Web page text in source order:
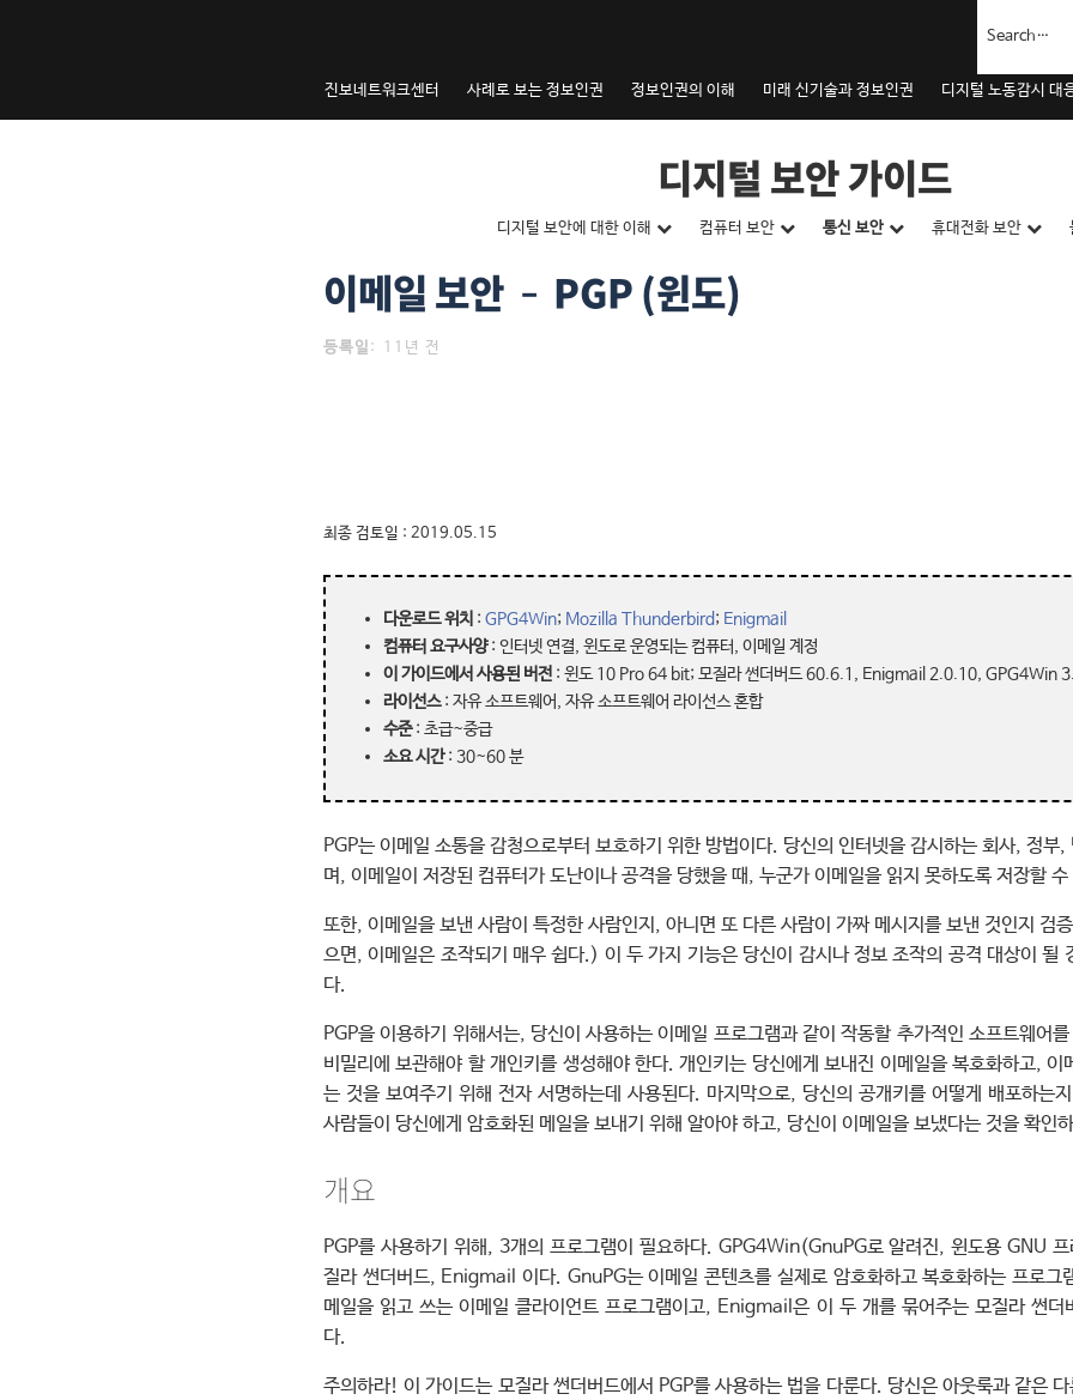
로
진보네트워크센터 사례로 보는 정보인권 정보인권의 이해 미래 신기술과 정보인권 디지털 노동감시 대
디지털 보안 가이드
내
으
로
디지털 보안에 대한 이해 컴퓨터 보안 통신 보안 휴대전화 보안
이메일 보안 – PGP (윈도)
등록일 : 11년 전
최종 검토일 : 2019.05.15
다운로드 위치 : GPG4Win; Mozilla Thunderbird; Enigmail
컴퓨터 요구사양: 인터넷 연결, 윈도로 운영되는 컴퓨터, 이메일 계정
이 가이드에서 사용된 버전 : 윈도 10 Pro 64 bit; 모질라 썬더버드 60.6.1, Enigmail 2.0.10, GPG4Win
라이선스: 자유 소프트웨어, 자유 소프트웨어 라이선스 혼합
수준: 초급~중급
소요 시간: 30~60 분
PGP는 이메일 소통을 감청으로부터 보호하기 위한 방법이다. 당신의 인터넷을 감시하는 회사, 정부
며, 이메일이 저장된 컴퓨터가 도난이나 공격을 당했을 때, 누군가 이메일을 읽지 못하도록 저장할 수
또한, 이메일을 보낸 사람이 특정한 사람인지, 아니면 또 다른 사람이 가짜 메시지를 보낸 것인지 검
으면, 이메일은 조작되기 매우 쉽다.) 이 두 가지 기능은 당신이 감시나 정보 조작의 공격 대상이 될
다.
PGP을 이용하기 위해서는, 당신이 사용하는 이메일 프로그램과 같이 작동할 추가적인 소프트웨어
비밀리에 보관해야 할 개인키를 생성해야 한다. 개인키는 당신에게 보내진 이메일을 복호화하고, 이
는 것을 보여주기 위해 전자 서명하는데 사용된다. 마지막으로, 당신의 공개키를 어떻게 배포하는
사람들이 당신에게 암호화된 메일을 보내기 위해 알아야 하고, 당신이 이메일을 보냈다는 것을 확인
개요
PGP를 사용하기 위해, 3개의 프로그램이 필요하다. GPG4Win(GnuPG로 알려진, 윈도용 GNU
질라 썬더버드, Enigmail 이다. GnuPG는 이메일 콘텐츠를 실제로 암호화하고 복호화하는 프로그
메일을 읽고 쓰는 이메일 클라이언트 프로그램이고, Enigmail은 이 두 개를 묶어주는 모질라 썬
다.
주의하라! 이 가이드는 모질라 썬더버드에서 PGP를 사용하는 법을 다룬다. 당신은 아웃룩과 같은